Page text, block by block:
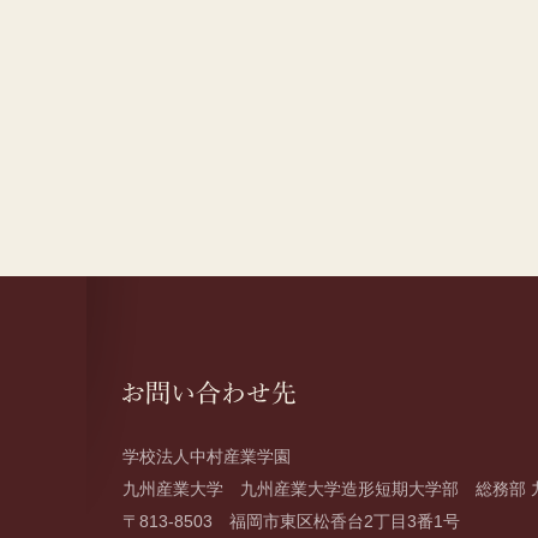
学校法人中村産業学園
九州産業大学 九州産業大学造形短期大学部 総務部
〒813-8503 福岡市東区松香台2丁目3番1号